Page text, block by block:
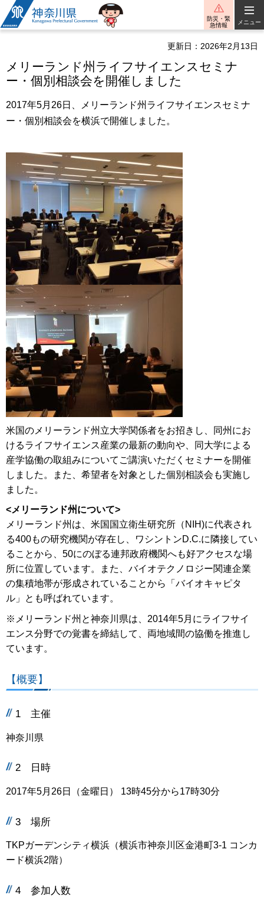
神奈川県
防災・緊
急情報
メニュー
更新日：2026年2月13日
メリーランド州ライフサイエンスセミナ
ー・個別相談会を開催しました
2017年5月26日、メリーランド州ライフサイエンスセミナ
ー・個別相談会を横浜で開催しました。
米国のメリーランド州立大学関係者をお招きし、同州にお
けるライフサイエンス産業の最新の動向や、同大学による
産学協働の取組みについてご講演いただくセミナーを開催
しました。また、希望者を対象とした個別相談会も実施し
ました。
<メリーランド州について>
メリーランド州は、米国国立衛生研究所（NIH)に代表され
る400もの研究機関が存在し、ワシントンD.C.に隣接してい
ることから、50にのぼる連邦政府機関へも好アクセスな場
所に位置しています。また、バイオテクノロジー関連企業
の集積地帯が形成されていることから「バイオキャピタ
ル」とも呼ばれています。
※メリーランド州と神奈川県は、2014年5月にライフサイ
エンス分野での覚書を締結して、両地域間の協働を推進し
ています。
【概要】
1 主催
神奈川県
2 日時
2017年5月26日（金曜日） 13時45分から17時30分
3 場所
TKPガーデンシティ横浜（横浜市神奈川区金港町3-1 コンカ
ード横浜2階）
4 参加人数